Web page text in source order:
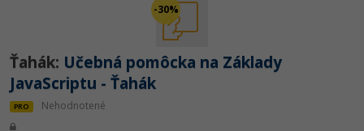
-30%
Ťahák: Učebná pomôcka na Základy
JavaScriptu - Ťahák
PRO Nehodnotené